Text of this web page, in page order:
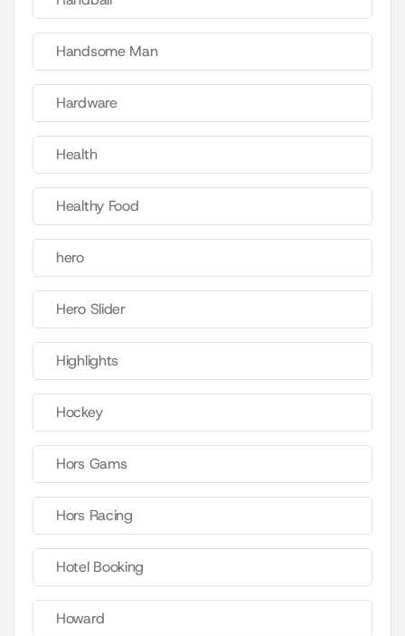
Handsome Man
Hardware
Health
Healthy Food
hero
Hero Slider
Highlights
Hockey
Hors Gams
Hors Racing
Hotel Booking
Howard